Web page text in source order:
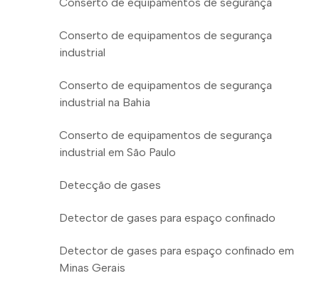
Conserto de equipamentos de segurança
industrial
Conserto de equipamentos de segurança
industrial na Bahia
Conserto de equipamentos de segurança
industrial em São Paulo
Detecção de gases
Detector de gases para espaço confinado
Detector de gases para espaço confinado em
Minas Gerais